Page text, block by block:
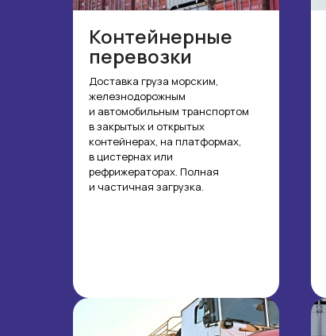
Контейнерные
перевозки
Доставка груза морским,
железнодорожным
и автомобильным транспортом
в закрытых и открытых
контейнерах, на платформах,
в цистернах или
рефри жераторах. Полная
и частичная загрузка.